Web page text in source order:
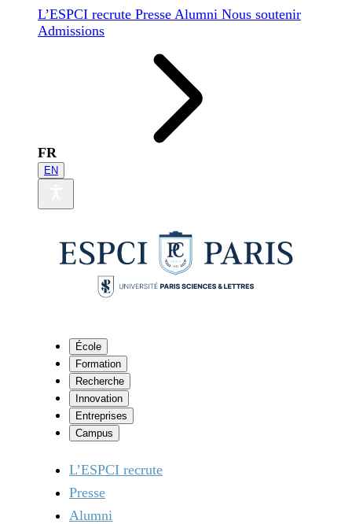
L’ESPCI recrute Presse Alumni Nous soutenir
Admissions
FR
EN
École
Formation
Recherche
Innovation
Entreprises
Campus
L’ESPCI recrute
Presse
Alumni